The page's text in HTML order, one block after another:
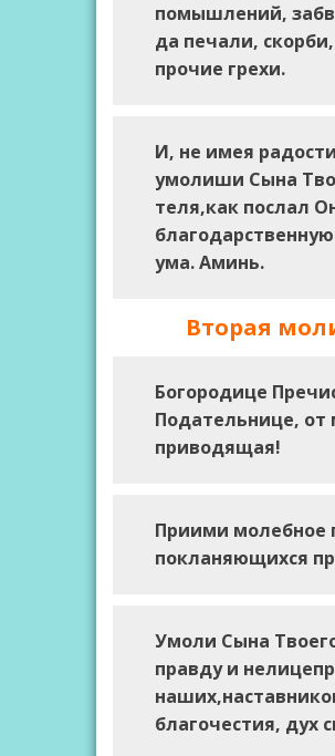
помышлений,
да печали,
прочие грехи.
И, не имея
умолиши Сына
теля,как послал
ума. Аминь.
Вторая
Богородице
Подательнице,
приводящая!
Приими молебное
покланяющихся
Умоли Сына
правду и
благочестия, дух